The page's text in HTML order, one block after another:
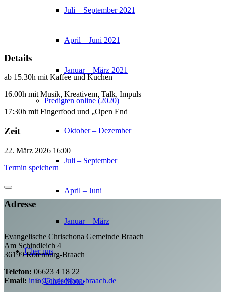
Juli – September 2021
April – Juni 2021
Januar – März 2021
Predigten online (2020)
Oktober – Dezember
Juli – September
April – Juni
Januar – März
Über uns
Unser Motto
Details
ab 15.30h mit Kaffee und Kuchen
16.00h mit Musik, Kreativem, Talk, Impuls
17:30h mit Fingerfood und „Open End
Zeit
22. März 2026 16:00
Termin speichern
Adresse
Evangelische Chrischona Gemeinde Braach
Am Schindleich 4
36199 Rotenburg-Braach
Telefon: 06623 4 18 22
Email: info@chrischona-braach.de